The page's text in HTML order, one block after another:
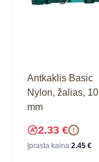
Antkaklis Basic
Nylon, žalias, 10
mm
2.33 € !
Įprasta kaina:2.45 €